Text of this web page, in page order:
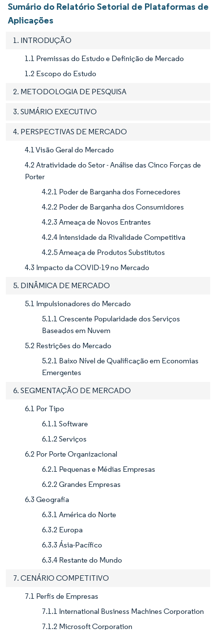
Sumário do Relatório Setorial de Plataformas de
Aplicações
1. INTRODUÇÃO
1.1 Premissas do Estudo e Definição de Mercado
1.2 Escopo do Estudo
2. METODOLOGIA DE PESQUISA
3. SUMÁRIO EXECUTIVO
4. PERSPECTIVAS DE MERCADO
4.1 Visão Geral do Mercado
4.2 Atratividade do Setor - Análise das Cinco Forças de
Porter
4.2.1 Poder de Barganha dos Fornecedores
4.2.2 Poder de Barganha dos Consumidores
4.2.3 Ameaça de Novos Entrantes
4.2.4 Intensidade da Rivalidade Competitiva
4.2.5 Ameaça de Produtos Substitutos
4.3 Impacto da COVID-19 no Mercado
5. DINÂMICA DE MERCADO
5.1 Impulsionadores do Mercado
5.1.1 Crescente Popularidade dos Serviços
Baseados em Nuvem
5.2 Restrições do Mercado
5.2.1 Baixo Nível de Qualificação em Economias
Emergentes
6. SEGMENTAÇÃO DE MERCADO
6.1 Por Tipo
6.1.1 Software
6.1.2 Serviços
6.2 Por Porte Organizacional
6.2.1 Pequenas e Médias Empresas
6.2.2 Grandes Empresas
6.3 Geografia
6.3.1 América do Norte
6.3.2 Europa
6.3.3 Ásia-Pacífico
6.3.4 Restante do Mundo
7. CENÁRIO COMPETITIVO
7.1 Perfis de Empresas
7.1.1 International Business Machines Corporation
7.1.2 Microsoft Corporation